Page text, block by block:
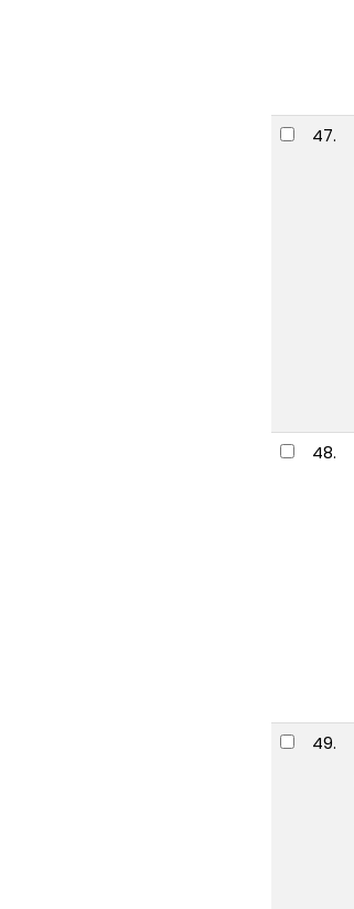
47.
48.
49.